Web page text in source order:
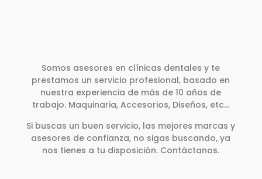
Somos asesores en clínicas dentales y te
prestamos un servicio profesional, basado en
nuestra experiencia de más de 10 años de
trabajo. Maquinaria, Accesorios, Diseños, etc…
Si buscas un buen servicio, las mejores marcas y
asesores de confianza, no sigas buscando, ya
nos tienes a tu disposición. Contáctanos.